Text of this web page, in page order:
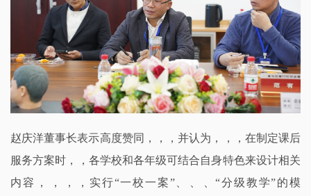
赵庆洋董事长表示高度赞同，，，并认为，，，在制定课后
服务方案时，，各学校和各年级可结合自身特色来设计相关
内容，，，，实行“一校一案”、、、“分级教学”的模